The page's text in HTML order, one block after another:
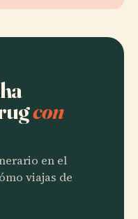
con
en el
viajas de